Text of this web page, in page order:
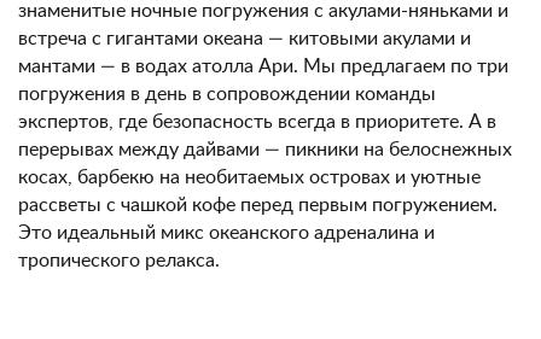
знаменитые ночные погружения с акулами-няньками и
встреча с гигантами океана — китовыми акулами и
мантами — в водах атолла Ари. Мы предлагаем по три
погружения в день в сопровождении команды
экспертов, где безопасность всегда в приоритете. А в
перерывах между дайвами — пикники на белоснежных
косах, барбекю на необитаемых островах и уютные
рассветы с чашкой кофе перед первым погружением.
Это идеальный микс океанского адреналина и
тропического релакса.